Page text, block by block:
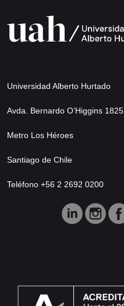
Universidad Alberto Hurtado
Avda. Bernardo O’Higgins 1825
Metro Los Héroes
Santiago de Chile
Teléfono +56 2 2692 0200